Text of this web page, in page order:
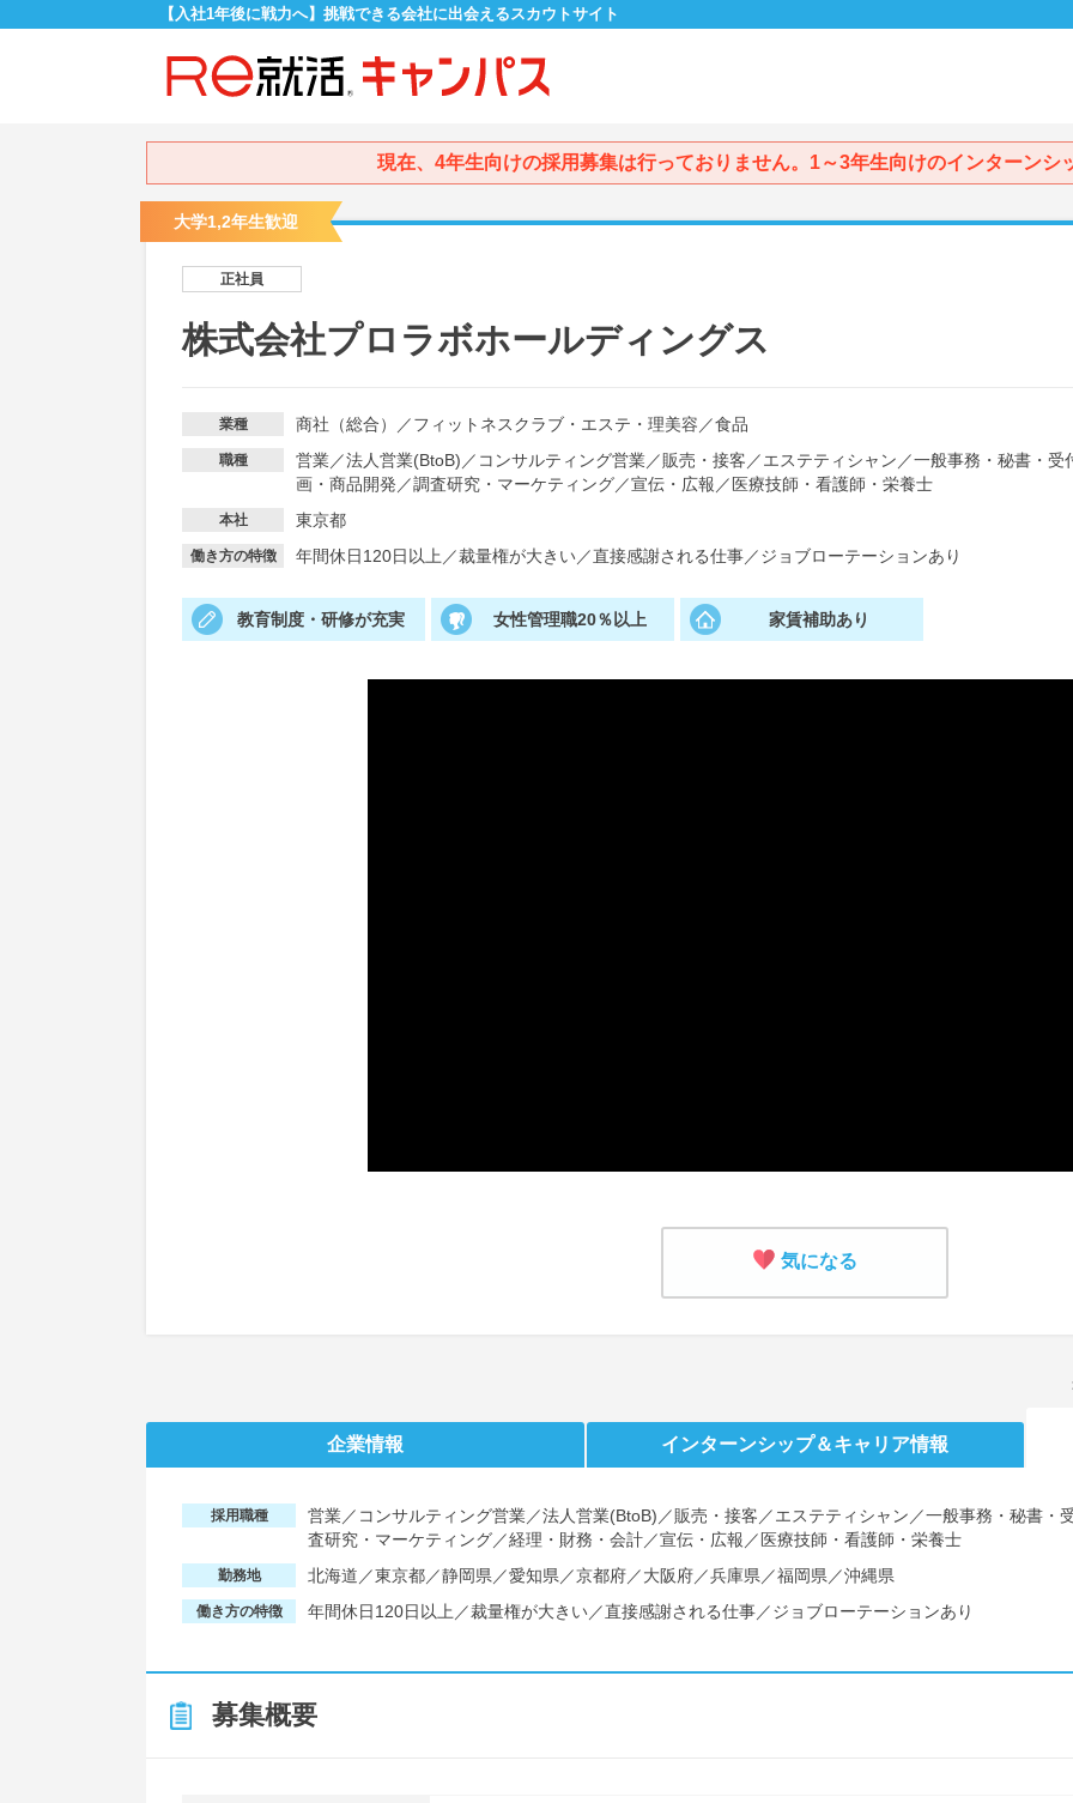
【入社1年後に戦力へ】挑戦できる会社に出会えるスカウトサイト
現在、4年生向けの採用募集は行っておりません。1～3年生向けのインターンシ
大学1,2年生歓迎
正社員
株式会社プロラボホールディングス
業種 商社（総合） ／フィットネスクラブ・エステ・理美容 ／食品
職種 営業／法人営業(BtoB) ／ コンサルティング営業／販売・接客 ／エステティシャン ／一般事務・秘書・受
画・商品開発 ／調査研究・マーケティング／宣伝・広報 ／ 医療技師・看護師・栄養士
本社 東京都
働き方の特徴 年間休日120日以上 ／裁量権が大きい／直接感謝される仕事／ジョブローテーションあり
教育制度・研修が充実 女性管理職20％以上 家賃補助あり
気になる
企業情報 インターンシップ＆キャリア情報
採用職種
営業／コンサルティング営業／法人営業(BtoB)／販売・接客／エステティシャン／一般事務・秘書・
査研究・マーケティング／経理・財務・会計／宣伝・広報／医療技師・看護師・栄養士
勤務地 北海道／東京都／静岡県／愛知県／京都府／大阪府／兵庫県／福岡県／沖縄県
働き方の特徴 年間休日120日以上／裁量権が大きい／直接感謝される仕事／ジョブローテーションあり
募集概要